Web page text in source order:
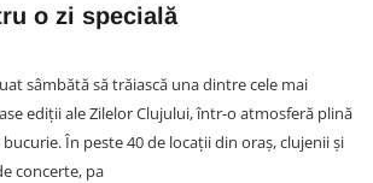
o zi specială
sâmbătă să trăiască una dintre cele mai
ediții ale Zilelor Clujului, într-o atmosferă plină
În peste 40 de locații din oraș, clujenii și
concerte, pa